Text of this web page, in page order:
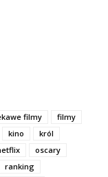
filmy
filmy
kino
król
oscary
ranking